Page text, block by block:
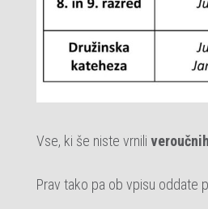
Vse, ki še niste vrnili
Prav tako pa ob vpisu oddate